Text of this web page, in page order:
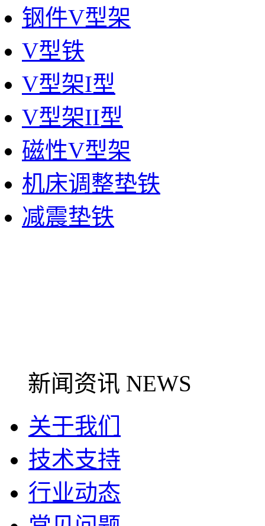
钢件V型架
V型铁
V型架I型
V型架II型
磁性V型架
机床调整垫铁
减震垫铁
新闻资讯 NEWS
关于我们
技术支持
行业动态